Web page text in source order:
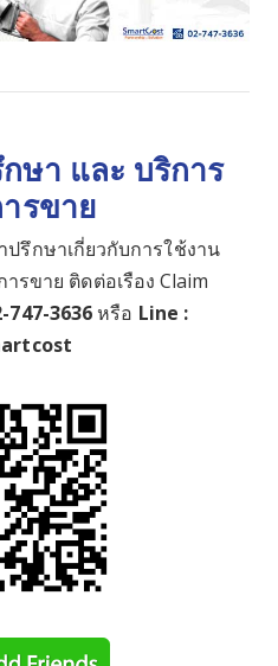
ษา และ บริการ
รขาย
รึกษาเกี่ยวกับการใช้งาน
รขาย ติดต่อเรือง Claim
747-3636หรือ Line :